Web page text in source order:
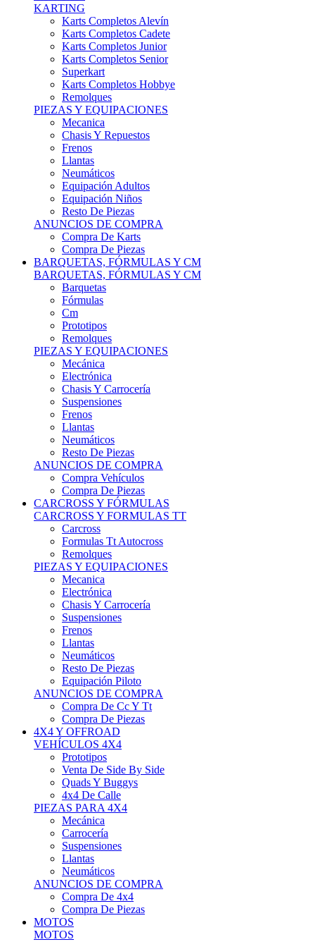
Karts Completos Alevín
Karts Completos Cadete
Karts Completos Junior
Karts Completos Senior
Superkart
Karts Completos Hobbye
Remolques
PIEZAS Y EQUIPACIONES
Mecanica
Chasis Y Repuestos
Frenos
Llantas
Neumáticos
Equipación Adultos
Equipación Niños
Resto De Piezas
ANUNCIOS DE COMPRA
Compra De Karts
Compra De Piezas
BARQUETAS, FÓRMULAS Y CM
BARQUETAS, FÓRMULAS Y CM
Barquetas
Fórmulas
Cm
Prototipos
Remolques
PIEZAS Y EQUIPACIONES
Mecánica
Electrónica
Chasis Y Carrocería
Suspensiones
Frenos
Llantas
Neumáticos
Resto De Piezas
ANUNCIOS DE COMPRA
Compra Vehículos
Compra De Piezas
CARCROSS Y FÓRMULAS
CARCROSS Y FORMULAS TT
Carcross
Formulas Tt Autocross
Remolques
PIEZAS Y EQUIPACIONES
Mecanica
Electrónica
Chasis Y Carrocería
Suspensiones
Frenos
Llantas
Neumáticos
Resto De Piezas
Equipación Piloto
ANUNCIOS DE COMPRA
Compra De Cc Y Tt
Compra De Piezas
4X4 Y OFFROAD
VEHÍCULOS 4X4
Prototipos
Venta De Side By Side
Quads Y Buggys
4x4 De Calle
PIEZAS PARA 4X4
Mecánica
Carrocería
Suspensiones
Llantas
Neumáticos
ANUNCIOS DE COMPRA
Compra De 4x4
Compra De Piezas
MOTOS
MOTOS
Motos De Circuito